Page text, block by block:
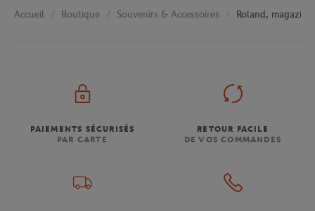
Accueil Boutique Souvenirs & Accessoires Roland,
PAIEMENTS SÉCURISÉS
PAR CARTE
RETOUR FACILE
DE VOS COMMANDES